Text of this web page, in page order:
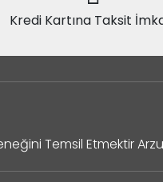
Kredi Kartına Taksit
Temsil Etmektir